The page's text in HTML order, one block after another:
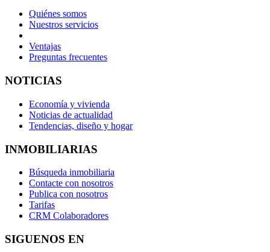
Quiénes somos
Nuestros servicios
Ventajas
Preguntas frecuentes
NOTICIAS
Economía y vivienda
Noticias de actualidad
Tendencias, diseño y hogar
INMOBILIARIAS
Búsqueda inmobiliaria
Contacte con nosotros
Publica con nosotros
Tarifas
CRM Colaboradores
SIGUENOS EN